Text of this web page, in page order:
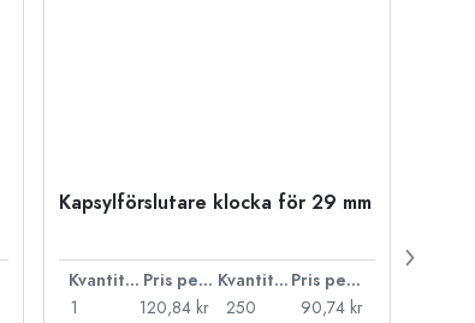
Kapsylförslutare klocka för 29 mm
Kvantitet Pris per styck Kvantitet
Pris per styck
1
120,84 kr
250
90,74 kr